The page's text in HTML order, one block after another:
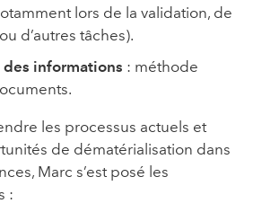
lors de la validation, de
d’autres tâches).
informations : méthode
les processus actuels et
de dématérialisation dans
Marc s’est posé les
: